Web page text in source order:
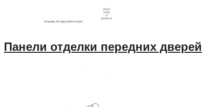
Панели отделки передних дверей